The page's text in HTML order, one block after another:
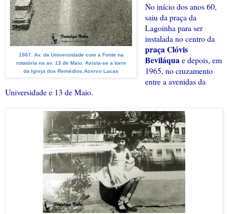
1967. Av. da Universidade com a Fonte na
rotatória na av. 13 de Maio. Avista-se a torre
da Igreja dos Remédios.Acervo Lucas
No início dos anos 60,
saiu da praça da
Lagoinha para ser
instalada no centro da
praça Clóvis
Beviláqua e depois, em
1965, no cruzamento
entre a avenidas da
Universidade e 13 de Maio.